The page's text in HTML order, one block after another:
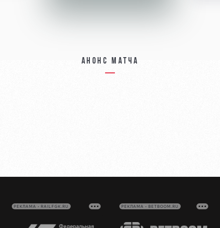
Анонс матча
РЕКЛАМА • RAILFGK.RU РЕКЛАМА • BETBOOM.RU